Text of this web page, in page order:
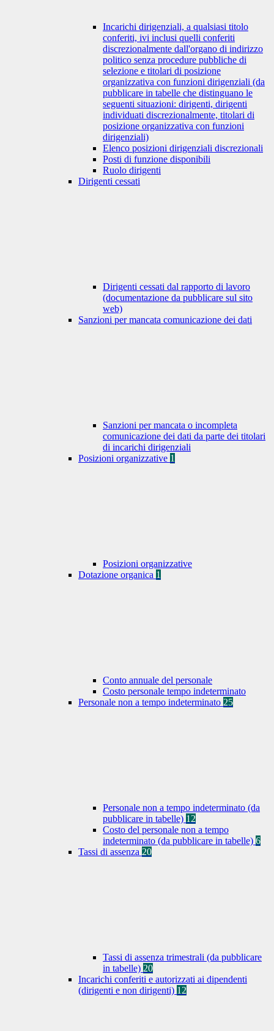
Incarichi dirigenziali, a qualsiasi titolo
conferiti, ivi inclusi quelli conferiti
discrezionalmente dall'organo di indirizzo
politico senza procedure pubbliche di
selezione e titolari di posizione
organizzativa con funzioni dirigenziali (da
pubblicare in tabelle che distinguano le
seguenti situazioni: dirigenti, dirigenti
individuati discrezionalmente, titolari di
posizione organizzativa con funzioni
dirigenziali)
Elenco posizioni dirigenziali discrezionali
Posti di funzione disponibili
Ruolo dirigenti
Dirigenti cessati
Dirigenti cessati dal rapporto di lavoro
(documentazione da pubblicare sul sito
web)
Sanzioni per mancata comunicazione dei dati
Sanzioni per mancata o incompleta
comunicazione dei dati da parte dei titolari
di incarichi dirigenziali
Posizioni organizzative 1
Posizioni organizzative
Dotazione organica 1
Conto annuale del personale
Costo personale tempo indeterminato
Personale non a tempo indeterminato 25
Personale non a tempo indeterminato (da
pubblicare in tabelle) 12
Costo del personale non a tempo
indeterminato (da pubblicare in tabelle) 6
Tassi di assenza 20
Tassi di assenza trimestrali (da pubblicare
in tabelle) 20
Incarichi conferiti e autorizzati ai dipendenti
(dirigenti e non dirigenti) 12